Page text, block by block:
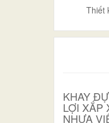
Thiết
KHAY
LỢI XẮP
NHỰA